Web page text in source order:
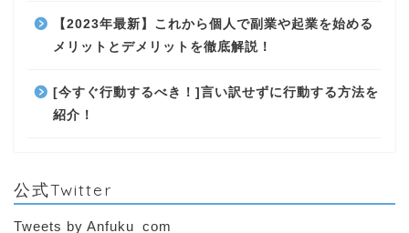
【2023年最新】これから個人で副業や起業を始める
メリットとデメリットを徹底解説！
[今すぐ行動するべき！]言い訳せずに行動する方法を
紹介！
公式Twitter
Tweets by Anfuku_com